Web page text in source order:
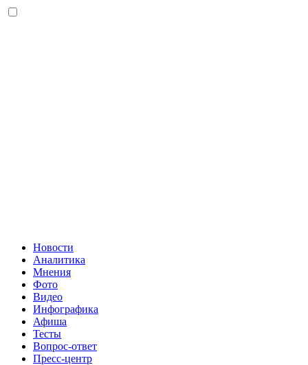
Новости
Аналитика
Мнения
Фото
Видео
Инфографика
Афиша
Тесты
Вопрос-ответ
Пресс-центр